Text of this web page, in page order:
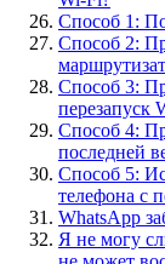
Способ 1:
Способ 2:
Способ 3:
перезапуск
Способ 4:
последней
Способ 5:
телефона с
WhatsApp
Я не могу